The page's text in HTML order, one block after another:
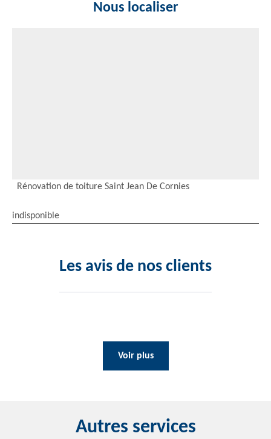
Nous localiser
Rénovation de toiture Saint Jean De Cornies
indisponible
Les avis de nos clients
Voir plus
Autres services